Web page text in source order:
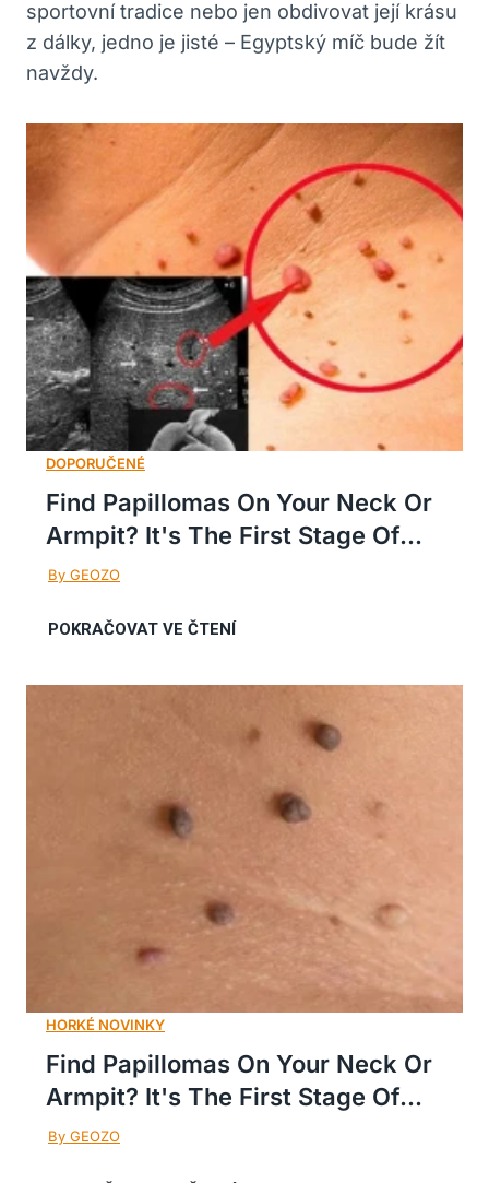
sportovní tradice nebo jen obdivovat její krásu
z dálky, jedno je jisté – Egyptský míč bude žít
navždy.
Find Papillomas On Your Neck Or
Armpit? It's The First Stage Of...
Find Papillomas On Your Neck Or
Armpit? It's The First Stage Of...